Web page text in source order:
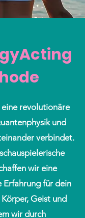
revolutionäre
und
verbindet.
wir eine
für dein
Geist und
wir durch